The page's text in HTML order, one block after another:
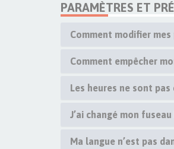
PARAMÈTRES ET
Comment modifier mes
Comment empêcher
Les heures ne sont
J’ai changé mon
Ma langue n’est pas